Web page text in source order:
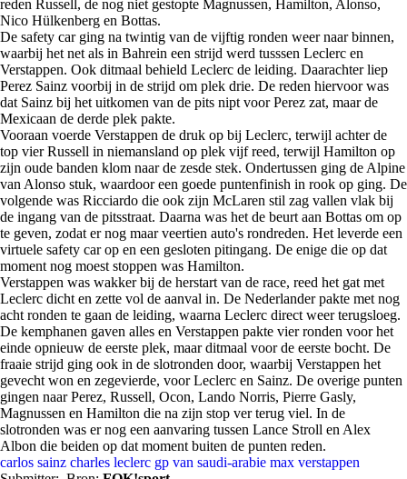
reden Russell, de nog niet gestopte Magnussen, Hamilton, Alonso,
Nico Hülkenberg en Bottas.
De safety car ging na twintig van de vijftig ronden weer naar binnen,
waarbij het net als in Bahrein een strijd werd tusssen Leclerc en
Verstappen. Ook ditmaal behield Leclerc de leiding. Daarachter liep
Perez Sainz voorbij in de strijd om plek drie. De reden hiervoor was
dat Sainz bij het uitkomen van de pits nipt voor Perez zat, maar de
Mexicaan de derde plek pakte.
Vooraan voerde Verstappen de druk op bij Leclerc, terwijl achter de
top vier Russell in niemansland op plek vijf reed, terwijl Hamilton op
zijn oude banden klom naar de zesde stek. Ondertussen ging de Alpine
van Alonso stuk, waardoor een goede puntenfinish in rook op ging. De
volgende was Ricciardo die ook zijn McLaren stil zag vallen vlak bij
de ingang van de pitsstraat. Daarna was het de beurt aan Bottas om op
te geven, zodat er nog maar veertien auto's rondreden. Het leverde een
virtuele safety car op en een gesloten pitingang. De enige die op dat
moment nog moest stoppen was Hamilton.
Verstappen was wakker bij de herstart van de race, reed het gat met
Leclerc dicht en zette vol de aanval in. De Nederlander pakte met nog
acht ronden te gaan de leiding, waarna Leclerc direct weer terugsloeg.
De kemphanen gaven alles en Verstappen pakte vier ronden voor het
einde opnieuw de eerste plek, maar ditmaal voor de eerste bocht. De
fraaie strijd ging ook in de slotronden door, waarbij Verstappen het
gevecht won en zegevierde, voor Leclerc en Sainz. De overige punten
gingen naar Perez, Russell, Ocon, Lando Norris, Pierre Gasly,
Magnussen en Hamilton die na zijn stop ver terug viel. In de
slotronden was er nog een aanvaring tussen Lance Stroll en Alex
Albon die beiden op dat moment buiten de punten reden.
carlos sainz charles leclerc gp van saudi-arabie max verstappen